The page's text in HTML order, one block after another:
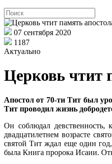
07 сентября 2020
1187
Актуально
Церковь чтит
Апостол от 70-ти Тит был
Тит проводил жизнь
Он соблюдал девственность,
двадцатилетнем возрасте
святой Тит ждал еще один
была Книга пророка Исаии.